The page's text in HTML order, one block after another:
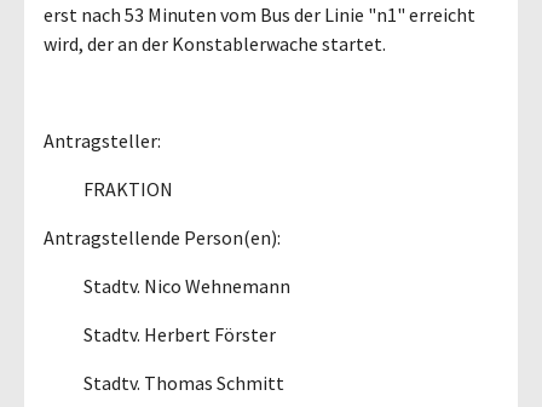
erst nach 53 Minuten vom Bus der Linie "n1" erreicht
wird, der an der Konstablerwache startet.
Antragsteller:
FRAKTION
Antragstellende Person(en):
Stadtv. Nico Wehnemann
Stadtv. Herbert Förster
Stadtv. Thomas Schmitt